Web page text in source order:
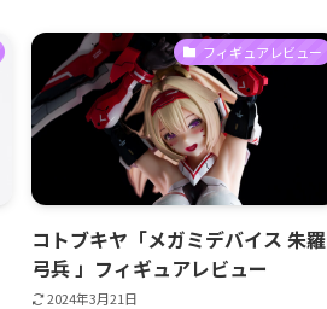
フィギュアレビュー
コトブキヤ「メガミデバイス 朱羅
弓兵 」フィギュアレビュー
2024年3月21日